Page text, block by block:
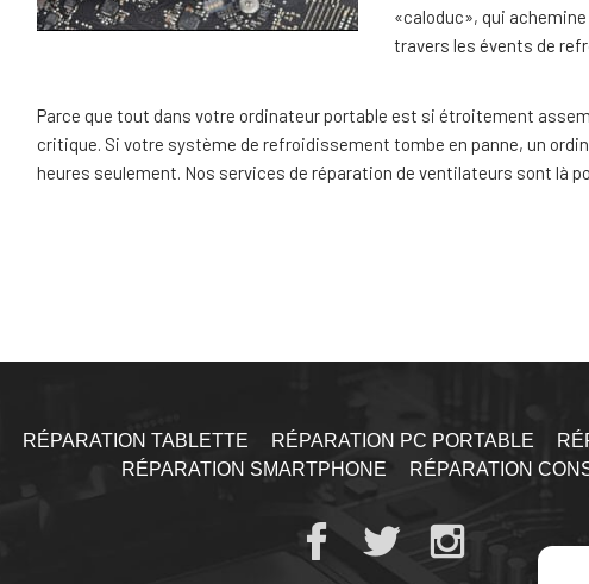
«caloduc», qui
travers les évents de
Parce que tout dans votre ordinateur portable est si étroitement
critique. Si votre système de refroidissement tombe en panne, un
heures seulement. Nos services de réparation de ventilateurs sont là
RÉPARATION TABLETTE RÉPARATION PC PORTABLE
RÉPARATION SMARTPHONE
RÉPARATION